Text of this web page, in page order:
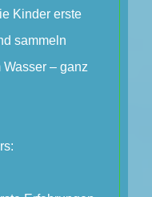
Kinder erste
sammeln
– ganz